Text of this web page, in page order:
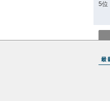
5位